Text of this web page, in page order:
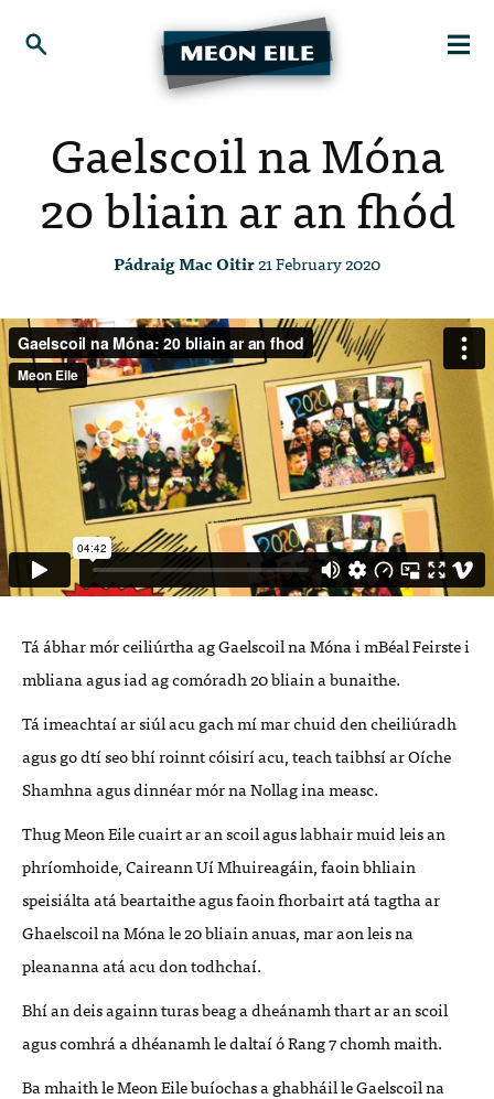
Gaelscoil na Móna
20 bliain ar an fhód
Pádraig Mac Oitir21 February 2020
Tá ábhar mór ceiliúrtha ag Gaelscoil na Móna i mBéal Feirste i
mbliana agus iad ag comóradh 20 bliain a bunaithe.
Tá imeachtaí ar siúl acu gach mí mar chuid den cheiliúradh
agus go dtí seo bhí roinnt cóisirí acu, teach taibhsí ar Oíche
Shamhna agus dinnéar mór na Nollag ina measc.
Thug Meon Eile cuairt ar an scoil agus labhair muid leis an
phríomhoide, Caireann Uí Mhuireagáin, faoin bhliain
speisiálta atá beartaithe agus faoin fhorbairt atá tagtha ar
Ghaelscoil na Móna le 20 bliain anuas, mar aon leis na
pleananna atá acu don todhchaí.
Bhí an deis againn turas beag a dheánamh thart ar an scoil
agus comhrá a dhéanamh le daltaí ó Rang 7 chomh maith.
Ba mhaith le Meon Eile buíochas a ghabháil le Gaelscoil na